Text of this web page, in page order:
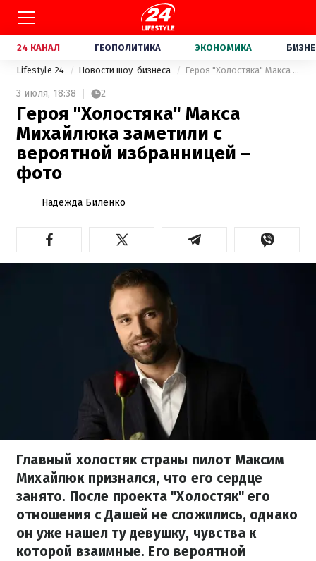
24 КАНАЛ ГЕОПОЛИТИКА ЭКОНОМИКА
Lifestyle 24 Новости шоу-бизнеса Героя "Холостяка" Макса Михайлюка заметили с вероятной избранницей – фото
3 июля, 18:38 2
Героя "Холостяка" Макса
Михайлюка заметили с
вероятной избранницей –
фото
Надежда Биленко
Главный холостяк страны пилот Максим
Михайлюк признался, что его сердце
занято. После проекта "Холостяк" его
отношения с Дашей не сложились, однако
он уже нашел ту девушку, чувства к
которой взаимные. Его вероятной